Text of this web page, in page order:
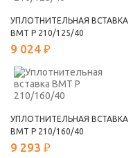
УПЛОТНИТЕЛЬНАЯ ВСТАВКА
ВМТ Р 210/125/40
9 024 ₽
УПЛОТНИТЕЛЬНАЯ ВСТАВКА
ВМТ Р 210/160/40
9 293 ₽